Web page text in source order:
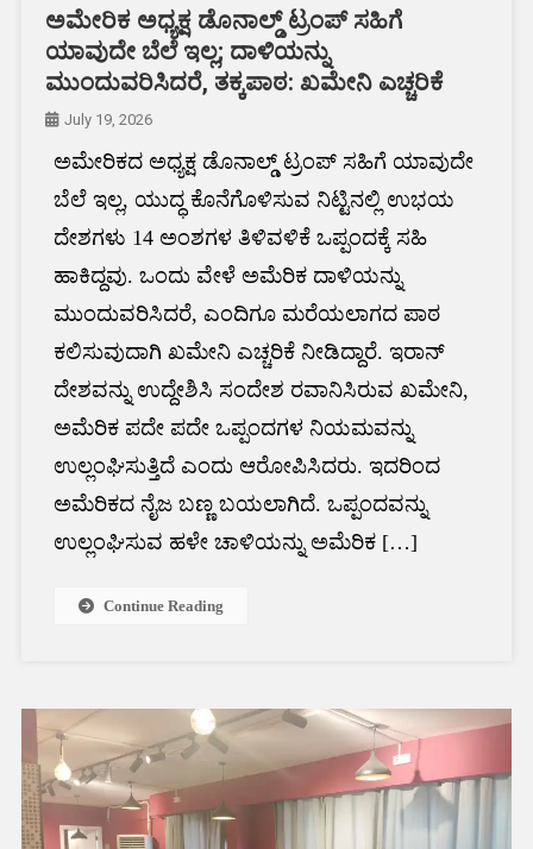
ಅಮೇರಿಕ ಅಧ್ಯಕ್ಷ ಡೊನಾಲ್ಡ್ ಟ್ರಂಪ್ ಸಹಿಗೆ
ಯಾವುದೇ ಬೆಲೆ ಇಲ್ಲ; ದಾಳಿಯನ್ನು
ಮುಂದುವರಿಸಿದರೆ, ತಕ್ಕಪಾಠ: ಖಮೇನಿ ಎಚ್ಚರಿಕೆ
July 19, 2026
ಅಮೇರಿಕದ ಅಧ್ಯಕ್ಷ ಡೊನಾಲ್ಡ್ ಟ್ರಂಪ್ ಸಹಿಗೆ ಯಾವುದೇ
ಬೆಲೆ ಇಲ್ಲ, ಯುದ್ಧ ಕೊನೆಗೊಳಿಸುವ ನಿಟ್ಟಿನಲ್ಲಿ ಉಭಯ
ದೇಶಗಳು 14 ಅಂಶಗಳ ತಿಳಿವಳಿಕೆ ಒಪ್ಪಂದಕ್ಕೆ ಸಹಿ
ಹಾಕಿದ್ದವು. ಒಂದು ವೇಳೆ ಅಮೆರಿಕ ದಾಳಿಯನ್ನು
ಮುಂದುವರಿಸಿದರೆ, ಎಂದಿಗೂ ಮರೆಯಲಾಗದ ಪಾಠ
ಕಲಿಸುವುದಾಗಿ ಖಮೇನಿ ಎಚ್ಚರಿಕೆ ನೀಡಿದ್ದಾರೆ. ಇರಾನ್
ದೇಶವನ್ನು ಉದ್ದೇಶಿಸಿ ಸಂದೇಶ ರವಾನಿಸಿರುವ ಖಮೇನಿ,
ಅಮೆರಿಕ ಪದೇ ಪದೇ ಒಪ್ಪಂದಗಳ ನಿಯಮವನ್ನು
ಉಲ್ಲಂಘಿಸುತ್ತಿದೆ ಎಂದು ಆರೋಪಿಸಿದರು. ಇದರಿಂದ
ಅಮೆರಿಕದ ನೈಜ ಬಣ್ಣ ಬಯಲಾಗಿದೆ. ಒಪ್ಪಂದವನ್ನು
ಉಲ್ಲಂಘಿಸುವ ಹಳೇ ಚಾಳಿಯನ್ನು ಅಮೆರಿಕ […]
Continue Reading